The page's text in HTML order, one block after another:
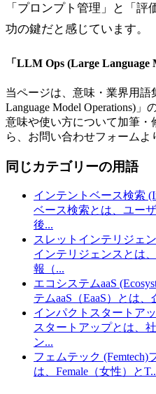
「プロンプト管理」と「
功の鍵だと感じています。
「 LLM Ops (Large Language
当ページは、意味・業界用語
Language Model Operations) 」
意味や使い方について加筆・
ら、お問い合わせフォームよ
同じカテゴリーの用語
インテントベース検索
ベース検索とは、ユー
後...
スレットインテリジェ
インテリジェンスとは
報（...
エコシステムaaS
テムaaS（EaaS）とは
インパクトスタートアッ
スタートアップとは、
ン...
フェムテック (Femtech)
は、Female（女性）とT